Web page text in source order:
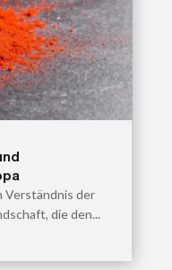
Verständnis der
die den...